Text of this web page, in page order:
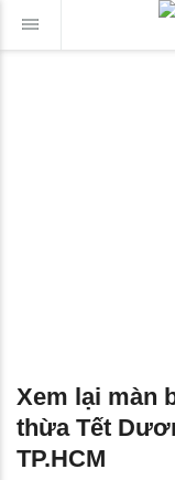
Xem lại màn
thừa Tết
TP.HCM